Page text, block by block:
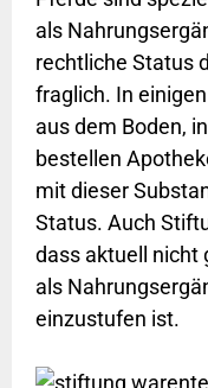
als
rechtliche Status
fraglich. In
aus dem Boden,
bestellen
mit dieser
Status. Auch
dass aktuell nicht
als
einzustufen ist.